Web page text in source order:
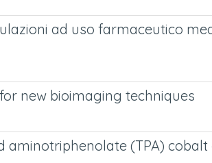
ad uso farmaceutico
new bioimaging techniques
(TPA)